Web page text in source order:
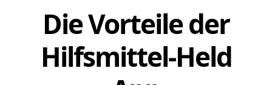
Die Vorteile der
Hilfsmittel-Held